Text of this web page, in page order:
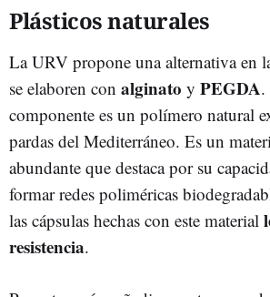
Plásticos naturales
La URV propone una alternativa en
se elaboren con alginato y PEGDA
componente es un polímero natural
pardas del Mediterráneo. Es un
abundante que destaca por su
formar redes poliméricas
las cápsulas hechas con este material
resistencia.